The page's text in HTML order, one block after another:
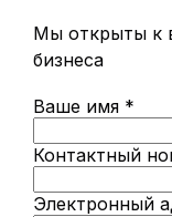
Мы открыты к
бизнеса
Ваше имя *
Контактный
Электронный